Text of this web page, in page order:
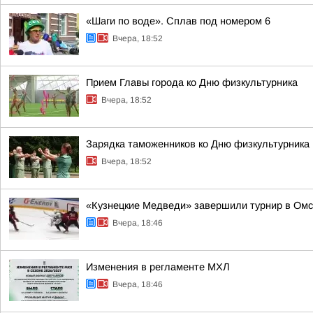
«Шаги по воде». Сплав под номером 6
Вчера, 18:52
Прием Главы города ко Дню физкультурника
Вчера, 18:52
Зарядка таможенников ко Дню физкультурника
Вчера, 18:52
«Кузнецкие Медведи» завершили турнир в
Вчера, 18:46
Изменения в регламенте МХЛ
Вчера, 18:46